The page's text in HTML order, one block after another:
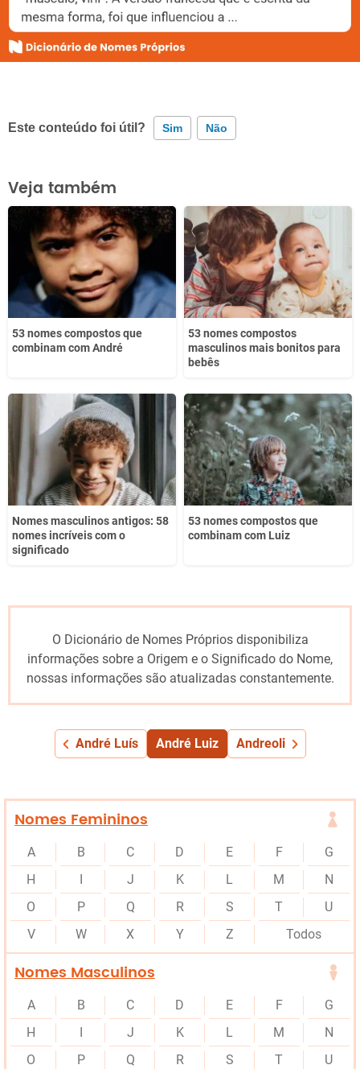
Este conteúdo foi útil? Sim Não
Este conteúdo contém informação incorreta
Este conteúdo não tem a informação que procuro
Outro
Veja também
53 nomes compostos que
combinam com André
53 nomes compostos
masculinos mais bonitos para
bebês
Nomes masculinos antigos: 58
nomes incríveis com o
significado
53 nomes compostos que
combinam com Luiz
O Dicionário de Nomes Próprios disponibiliza
informações sobre a Origem e o Significado do Nome,
nossas informações são atualizadas constantemente.
André Luís André Luiz Andreoli
Nomes Femininos
A B C D E F
G
H
J K L M
N
O
P Q R S T
U
V
W X Y Z Todos
Nomes Masculinos
A B C D E F
G
H
J K L M
N
O
P Q R S T
U